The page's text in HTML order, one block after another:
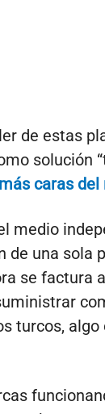
de estas
solución
caras del
medio
de una sola
se factura
turcos, algo